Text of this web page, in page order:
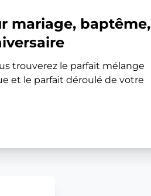
mariage, baptême,
trouverez le parfait mélange
et le parfait déroulé de votre